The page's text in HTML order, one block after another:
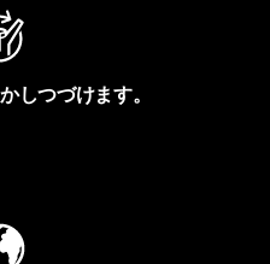
しつづけます。